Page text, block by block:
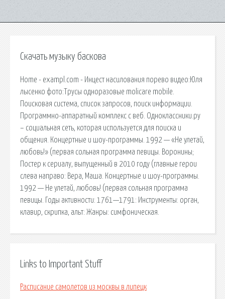
Скачать музыку баскова
Home - exampl.com - Инцест насилования порево видео:Юля
лысенко фото:Трусы одноразовые molicare mobile.
Поисковая сиcтема, список запросов, поиск информации.
Программно-аппаратный комплекс с веб. Одноклассники.ру
– социальная сеть, которая используется для поиска и
общения. Концертные и шоу-программы. 1992 — «Не улетай,
любовь!» (первая сольная программа певицы. Воронины;
Постер к сериалу, выпущенный в 2010 году (главные герои
слева направо: Вера, Маша. Концертные и шоу-программы.
1992 — Не улетай, любовь! (первая сольная программа
певицы. Годы активности: 1761—1791: Инструменты: орган,
клавир, скрипка, альт: Жанры: симфоническая.
Links to Important Stuff
Расписание самолетов из москвы в липецк